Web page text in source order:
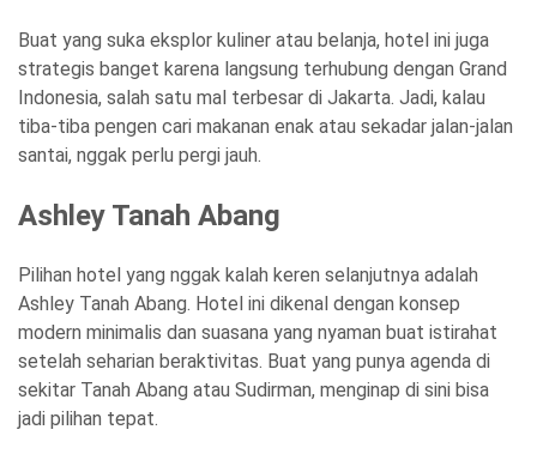
Buat yang suka eksplor kuliner atau belanja, hotel ini juga
strategis banget karena langsung terhubung dengan Grand
Indonesia, salah satu mal terbesar di Jakarta. Jadi, kalau
tiba-tiba pengen cari makanan enak atau sekadar jalan-jalan
santai, nggak perlu pergi jauh.
Ashley Tanah Abang
Pilihan hotel yang nggak kalah keren selanjutnya adalah
Ashley Tanah Abang. Hotel ini dikenal dengan konsep
modern minimalis dan suasana yang nyaman buat istirahat
setelah seharian beraktivitas. Buat yang punya agenda di
sekitar Tanah Abang atau Sudirman, menginap di sini bisa
jadi pilihan tepat.